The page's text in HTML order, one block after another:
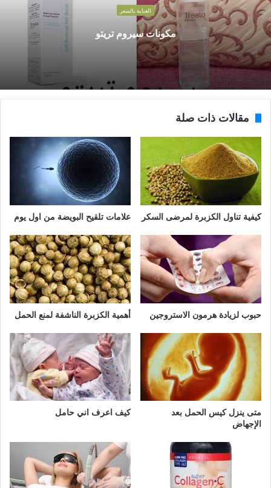
العناية بالشعر
مكونات سيروم تريتو
مقالات ذات صلة
كيفية تناول الكزبرة لمرضى السكر علامات تلقيح البويضة من اول يوم
حبوب لزيادة هرمون الاستروجين أهمية الكزبرة الناشفة لمنع الحمل
متى ينزل كيس الحمل بعد
الإجهاض
كيف اعرف اني حامل